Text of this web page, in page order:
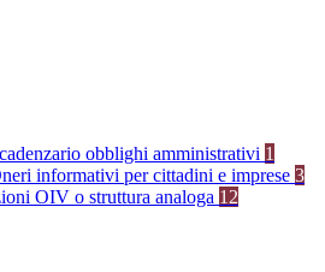
obblighi amministrativi 1
informativi per cittadini e imprese 3
OIV o struttura analoga 12